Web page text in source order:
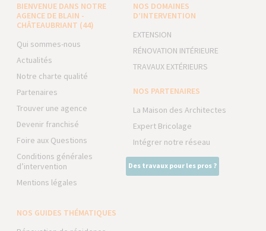
BIENVENUE DANS NOTRE
AGENCE DE BLAIN -
CHÂTEAUBRIANT (44)
Qui sommes-nous
Actualités
Notre charte qualité
Partenaires
Trouver une agence
Devenir franchisé
Foire aux Questions
Conditions générales
d’intervention
Mentions légales
NOS DOMAINES
D’INTERVENTION
EXTENSION
RÉNOVATION INTÉRIEURE
TRAVAUX EXTÉRIEURS
NOS PARTENAIRES
La Maison des Architectes
Expert Bricolage
Intégrer notre réseau
Des travaux pour les pros ?
NOS GUIDES THÉMATIQUES